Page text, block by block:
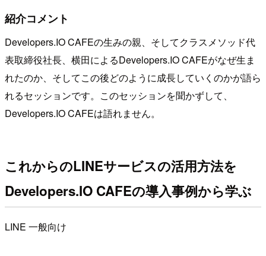
紹介コメント
Developers.IO CAFEの生みの親、そしてクラスメソッド代
表取締役社長、横田によるDevelopers.IO CAFEがなぜ生ま
れたのか、そしてこの後どのように成長していくのかが語ら
れるセッションです。このセッションを聞かずして、
Developers.IO CAFEは語れません。
これからのLINEサービスの活用方法を
Developers.IO CAFEの導入事例から学ぶ
LINE 一般向け